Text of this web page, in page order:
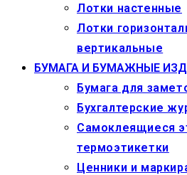
Лотки настенные
Лотки
вертикальные
БУМАГА И БУМАЖНЫЕ
Бумага для
Бухгалтерские
Самоклеящиеся
термоэтикетки
Ценники и